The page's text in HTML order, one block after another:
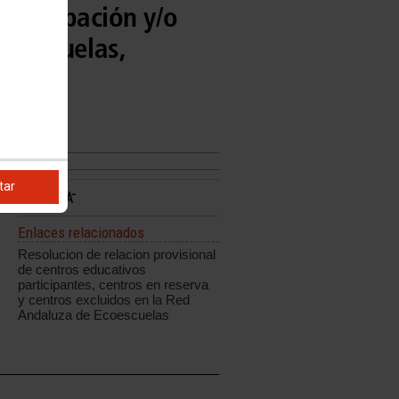
y/o
Enlaces relacionados
Resolucion de relacion provisional
de centros educativos
participantes, centros en reserva
y centros excluidos en la Red
Andaluza de Ecoescuelas